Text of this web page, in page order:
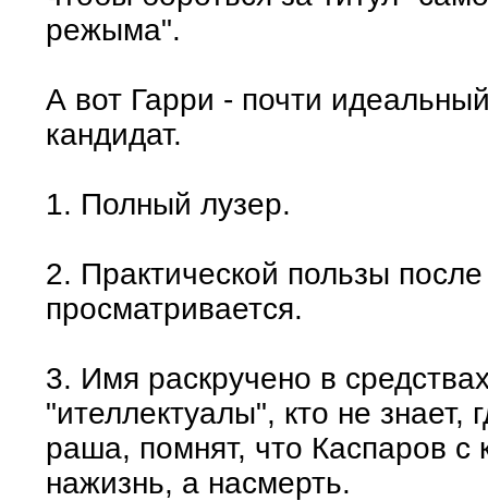
режыма".
А вот Гарри - почти
кандидат.
1. Полный лузер.
2. Практической пользы
просматривается.
3. Имя раскручено в
"ителлектуалы", кто не знает,
раша, помнят, что Каспаров с
нажизнь, а насмерть.